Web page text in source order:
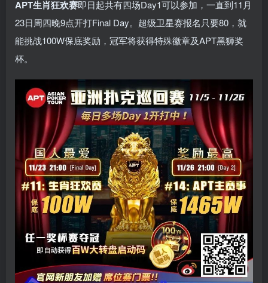
APT生肖狂欢赛即日起共有四场Day1可以参加，一直到11月
23日周四晚9点开打Final Day。超级卫星赛报名只要80，就
能挑战100W保底奖励，冠军将获得特殊徽章及APT黑狮奖
杯。